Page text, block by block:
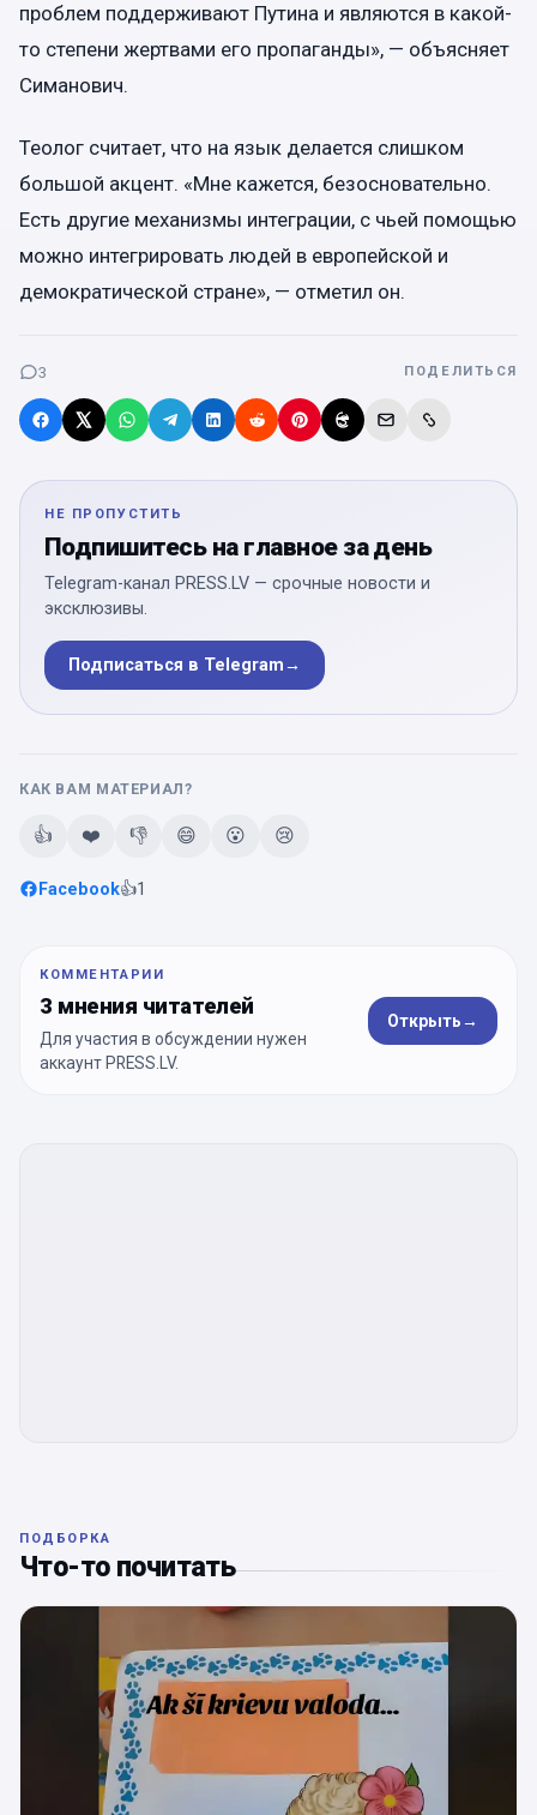
проблем поддерживают Путина и являются в какой-
то степени жертвами его пропаганды», — объясняет
Симанович.
Теолог считает, что на язык делается слишком
большой акцент. «Мне кажется, безосновательно.
Есть другие механизмы интеграции, с чьей помощью
можно интегрировать людей в европейской и
демократической стране», — отметил он.
3 ПОДЕЛИТЬСЯ
НЕ ПРОПУСТИТЬ
Подпишитесь на главное за день
Telegram-канал PRESS.LV — срочные новости и
эксклюзивы.
Подписаться в Telegram→
КАК ВАМ МАТЕРИАЛ?
👍 ❤️ 👎 😄 😮 😢
Facebook👍1
КОММЕНТАРИИ
3 мнения читателей
Для участия в обсуждении нужен
аккаунт PRESS.LV.
Открыть→
ПОДБОРКА
Что-то почитать